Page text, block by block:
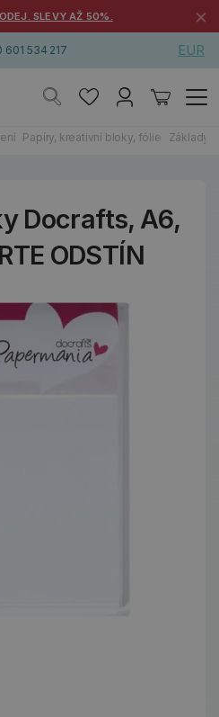
SLEVY AŽ 50%. ×
601 534 217 EUR
Papíry, kreativní bloky, fólie Základy
Docrafts, A6,
ODSTÍN